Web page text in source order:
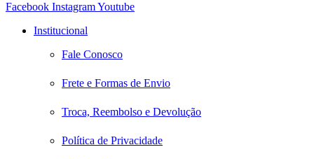
Facebook InstagramYoutube
Institucional
Fale Conosco
Frete e Formas de Envio
Troca, Reembolso e Devolução
Política de Privacidade